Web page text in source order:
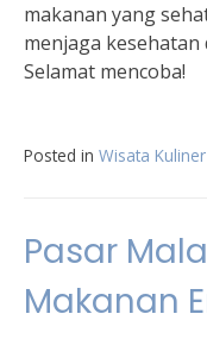
makanan yang
menjaga
Selamat mencoba!
Posted in Wisata Kuliner
Pasar
Makanan